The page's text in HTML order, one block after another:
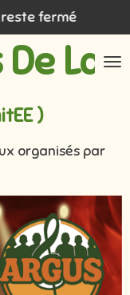
La
fermé
)
organisés par